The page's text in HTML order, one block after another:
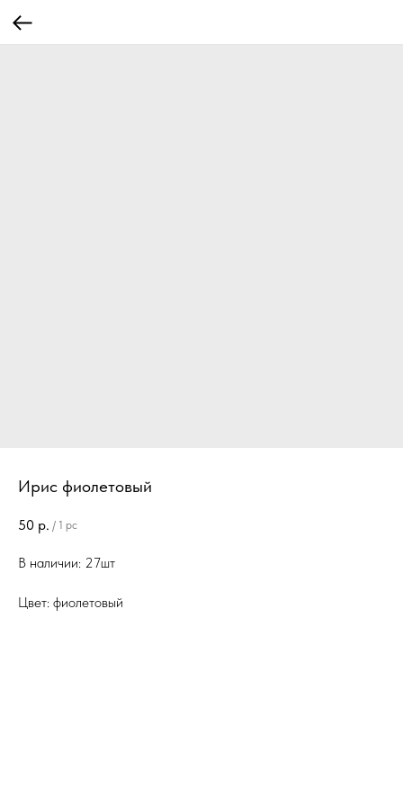
Ирис фиолетовый
50 р. / 1 pc
В наличии: 27шт
Цвет: фиолетовый